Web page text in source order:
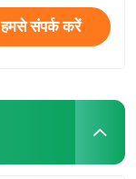
हमसे संपर्क करें